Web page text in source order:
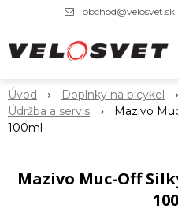
obchod@velosvet.sk
Úvod Doplnky na bicykel
Údržba a servis
Mazivo
100ml
Mazivo Muc-Off